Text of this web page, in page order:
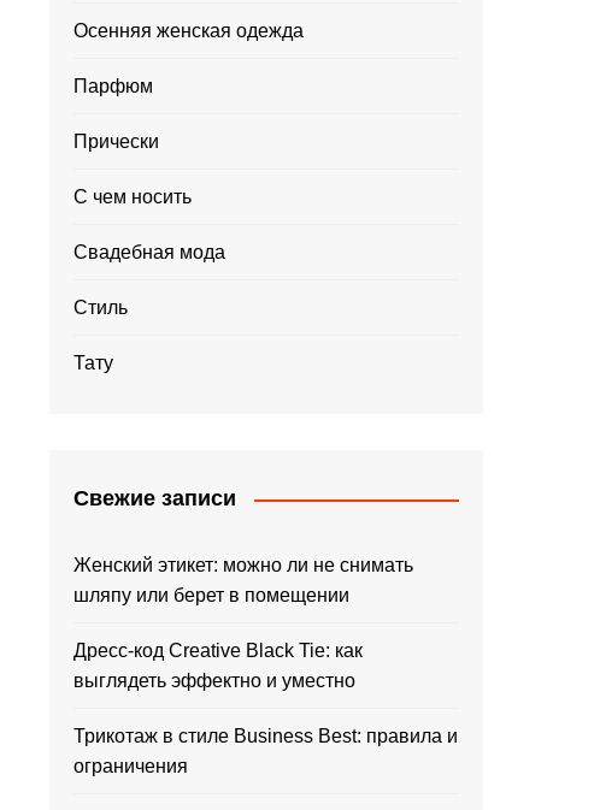
Осенняя женская одежда
Парфюм
Прически
С чем носить
Свадебная мода
Стиль
Тату
Свежие записи
Женский этикет: можно ли не снимать
шляпу или берет в помещении
Дресс-код Creative Black Tie: как
выглядеть эффектно и уместно
Трикотаж в стиле Business Best: правила и
ограничения